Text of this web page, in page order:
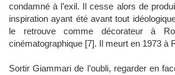
condamné à l’exil. Il cesse alors de
inspiration ayant été avant tout
le retrouve comme décorateur à
cinématographique [7]. Il meurt en 1973 à
Sortir Giammari de l’oubli, regarder en